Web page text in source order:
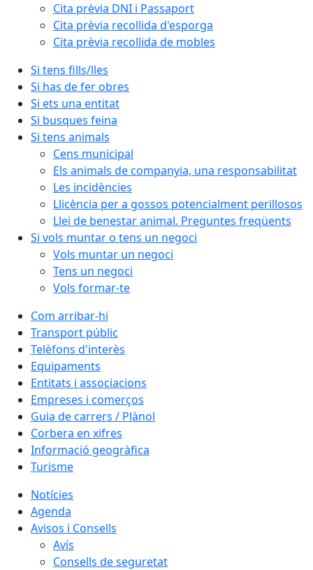
Cita prèvia DNI i Passaport
Cita prèvia recollida d'esporga
Cita prèvia recollida de mobles
Si tens fills/lles
Si has de fer obres
Si ets una entitat
Si busques feina
Si tens animals
Cens municipal
Els animals de companyia, una responsabilitat
Les incidències
Llicència per a gossos potencialment perillosos
Llei de benestar animal. Preguntes freqüents
Si vols muntar o tens un negoci
Vols muntar un negoci
Tens un negoci
Vols formar-te
Com arribar-hi
Transport públic
Telèfons d'interès
Equipaments
Entitats i associacions
Empreses i comerços
Guia de carrers / Plànol
Corbera en xifres
Informació geogràfica
Turisme
Notícies
Agenda
Avisos i Consells
Avís
Consells de seguretat